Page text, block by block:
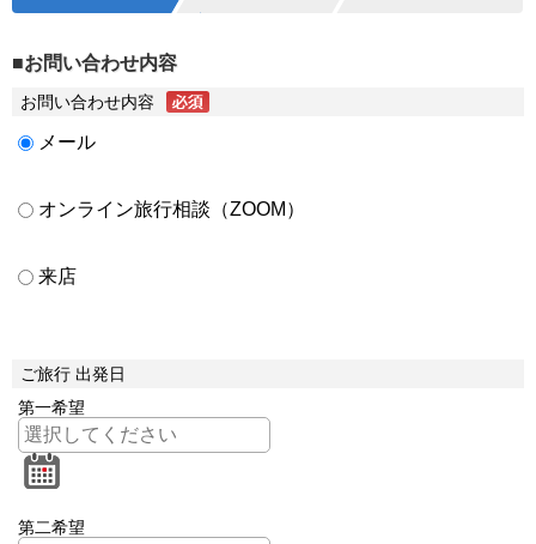
■お問い合わせ内容
お問い合わせ内容
メール
オンライン旅行相談（ZOOM）
来店
ご旅行 出発日
第一希望
第二希望